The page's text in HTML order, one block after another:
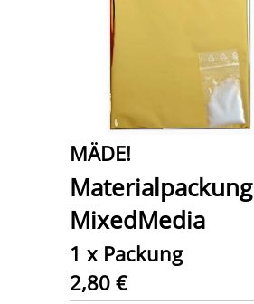
MÄDE!
Materialpackung
MixedMedia
1 x Packung
2,80 €